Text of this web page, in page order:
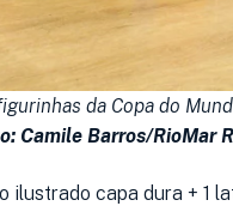
da Copa do
Camile Barros/RioMar
capa dura + 1